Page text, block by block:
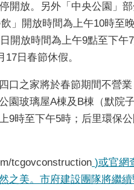
開放。另外「中央公園」
」開放時間為上午10時至
開放時間為上午9點至下午
日春節休假。
之家將於春節期間不營業
玻璃屋A棟及B棟（默院
9時至下午5時；后里環保
tcgovconstruction )或官網
之美。市府建設團隊將繼